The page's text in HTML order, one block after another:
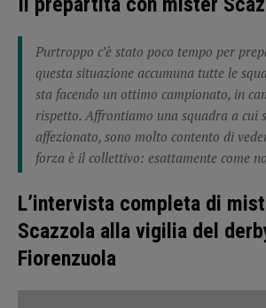
Purtroppo c’è stato poco tempo per
questa situazione accumuna tutte le
sta facendo un ottimo campionato, in
rispetto. Affrontiamo una squadra a cui
affezionato, sono molto contento di
forza è il collettivo: esattamente come
L’intervista completa di
Scazzola alla vigilia del
Fiorenzuola